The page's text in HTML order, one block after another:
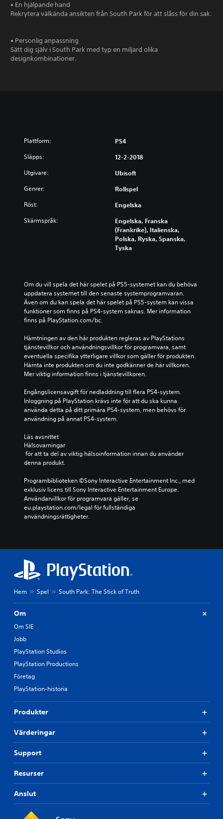
• En hjälpande hand
Rekrytera välkända ansikten från South Park för att slåss för din sak.
• Personlig anpassning
Sätt dig själv i South Park med typ en miljard olika
designkombinationer.
Plattform: PS4
Släpps: 12-2-2018
Utgivare: Ubisoft
Genrer: Rollspel
Röst: Engelska
Skärmspråk:
Engelska, Franska
(Frankrike), Italienska,
Polska, Ryska, Spanska,
Tyska
Om du vill spela det här spelet på PS5-systemet kan du behöva
uppdatera systemet till den senaste systemprogramvaran.
Även om du kan spela det här spelet på PS5-system kan vissa
funktioner som finns på PS4-system saknas. Mer information
finns på PlayStation.com/bc.
Hämtningen av den här produkten regleras av PlayStations
tjänstevillkor och användningsvillkor för programvara, samt
eventuella specifika ytterligare villkor som gäller för produkten.
Hämta inte produkten om du inte godkänner de här villkoren.
Mer viktig information finns i tjänstevillkoren.
Engångslicensavgift för nedladdning till flera PS4-system.
Inloggning på PlayStation krävs inte för att du ska kunna
använda detta på ditt primära PS4-system, men behövs för
användning på annat PS4-system.
Läs avsnittet
Hälsovarningar
denna produkt.
Programbiblioteken ©Sony Interactive Entertainment Inc., med
exklusiv licens till Sony Interactive Entertainment Europe.
Användarvillkor för programvara gäller, se
eu.playstation.com/legal för fullständiga
användningsrättigheter.
Hem Spel South Park: The Stick of Truth
Om
Om SIE
Jobb
PlayStation Studios
PlayStation Productions
Företag
PlayStation-historia
Produkter
Värderingar
Support
Resurser
Anslut